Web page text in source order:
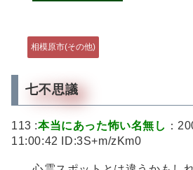
相模原市(その他)
七不思議
113 :本当にあった怖い名無し ：
11:00:42 ID:3S+m/zKm0